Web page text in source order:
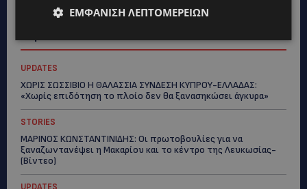
UPDATES
ΧΩΡΙΣ ΣΩΣΣΙΒΙΟ Η ΘΑΛΑΣΣΙΑ ΣΥΝΔΕΣΗ ΚΥΠΡΟΥ-ΕΛΛΑΔΑΣ:
«Χωρίς επιδότηση το πλοίο δεν θα ξανασηκώσει άγκυρα»
STORIES
ΜΑΡΙΝΟΣ ΚΩΝΣΤΑΝΤΙΝΙΔΗΣ: Οι πρωτοβουλίες για να
ξαναζωντανέψει η Μακαρίου και το κέντρο της Λευκωσίας-
(Βίντεο)
ΕΜΦΆΝΙΣΗ ΛΕΠΤΟΜΕΡΕΙΏΝ